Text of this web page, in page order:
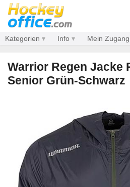
Kategorien Info Mein Zugang
Warrior Regen Jacke
Senior Grün-Schwarz